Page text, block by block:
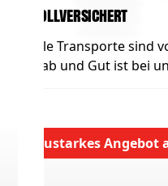
Vollversichert
Alle Transporte sind
Hab und Gut ist bei
Saustarkes